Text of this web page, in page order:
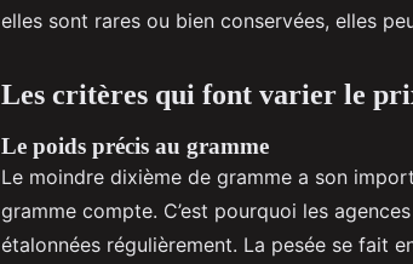
elles sont rares ou bien conservées, elles
Les critères qui font varier le
Le poids précis au gramme
Le moindre dixième de gramme a son
gramme compte. C’est pourquoi les
étalonnées régulièrement. La pesée se fait